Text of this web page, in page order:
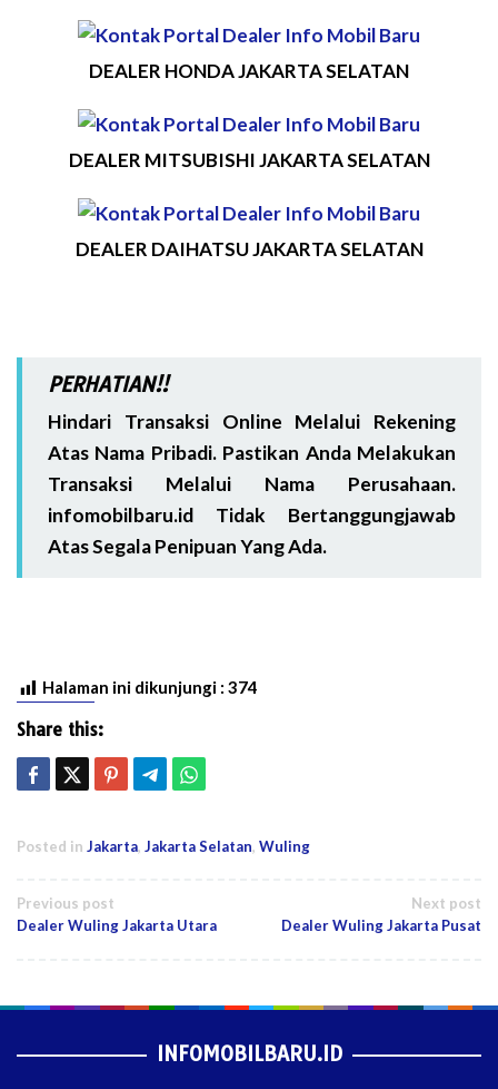
DEALER HONDA JAKARTA SELATAN
DEALER MITSUBISHI JAKARTA SELATAN
DEALER DAIHATSU JAKARTA SELATAN
PERHATIAN!!
Hindari Transaksi Online Melalui Rekening
Atas Nama Pribadi. Pastikan Anda Melakukan
Transaksi Melalui Nama Perusahaan.
infomobilbaru.id Tidak Bertanggungjawab
Atas Segala Penipuan Yang Ada.
Halaman ini dikunjungi : 374
Share this:
Posted in Jakarta, Jakarta Selatan, Wuling
Post
Previous post
Dealer Wuling Jakarta Utara
Next post
Dealer Wuling Jakarta Pusat
INFOMOBILBARU.ID